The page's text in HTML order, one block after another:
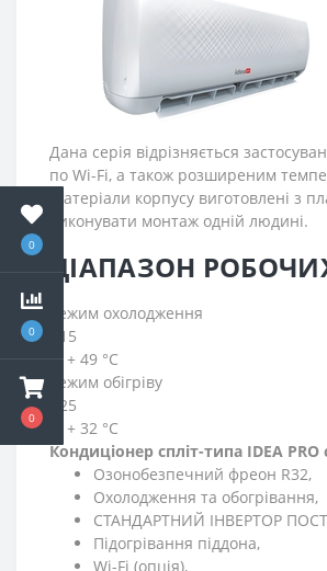
0
0
0
Дана серія відрізняється
по Wi-Fi, а також розширеним
Матеріали корпусу виготовлені з
виконувати монтаж одній людині.
ДІАПАЗОН
Режим охолодження
- 15
... + 49 °C
Режим обігріву
- 25
... + 32 °C
Кондиціонер спліт-типа IDEA PRO
Озонобезпечний фреон R32,
Охолодження та обогрівання,
СТАНДАРТНИЙ ІНВЕРТОР
Підогрівання піддона,
Wi-Fi (опція),